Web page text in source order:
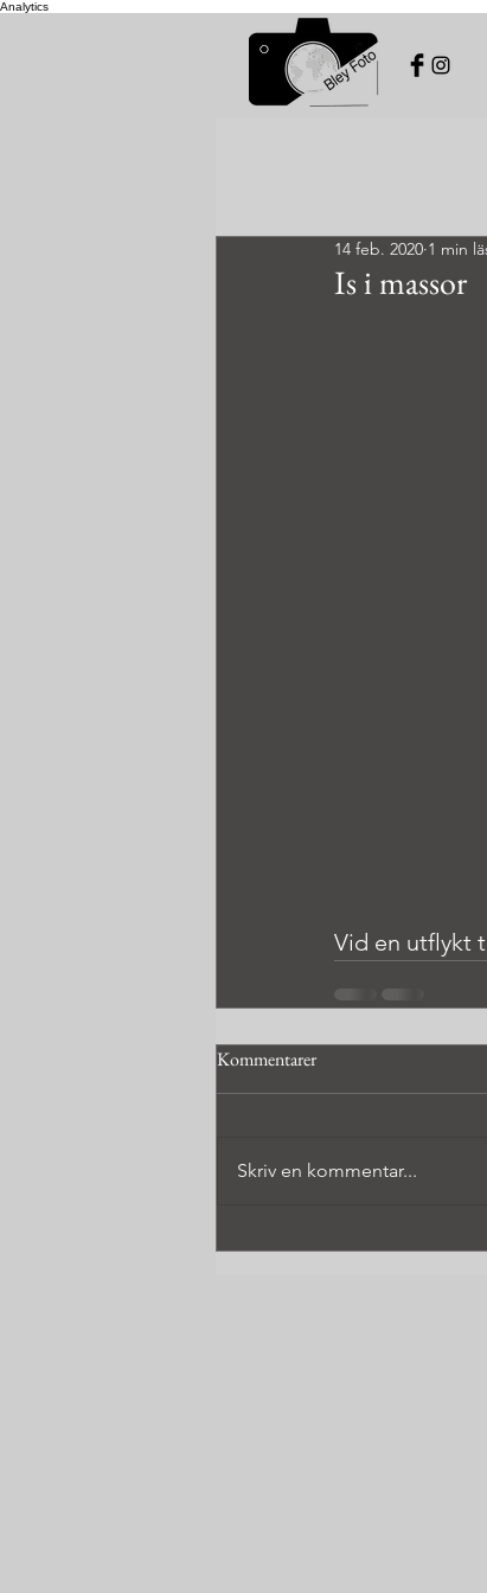
Analytics
Is i massor
14 feb. 2020 1 min
Vid en utflykt
Kommentarer
Skriv en kommentar...